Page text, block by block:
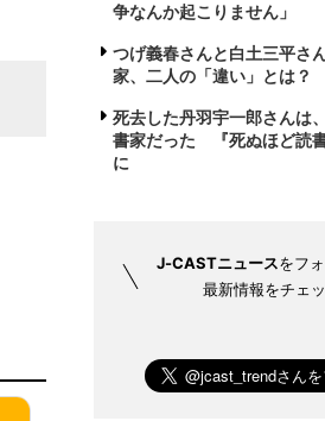
争なんか起こりません」
つげ義春さんと白土三平
家、二人の「違い」とは？
死去した丹羽宇一郎さんは
書家だった 『死ぬほど読
に
J-CASTニュースをフ
最新情報をチェ